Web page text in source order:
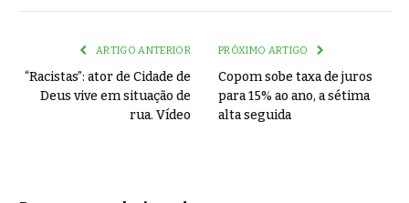
ARTIGO ANTERIOR
“Racistas”: ator de Cidade de
Deus vive em situação de
rua. Vídeo
PRÓXIMO ARTIGO
Copom sobe taxa de juros
para 15% ao ano, a sétima
alta seguida